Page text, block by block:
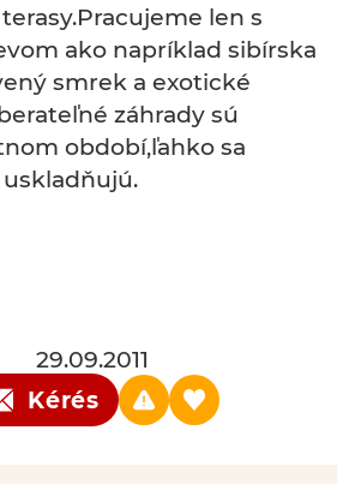
len s
ako napríklad sibírska
smrek a exotické
záhrady sú
období,ľahko sa
29.09.2011
Kérés